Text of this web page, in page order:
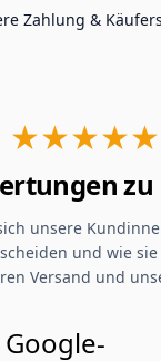
Zahlung &
★★★★★
zu
unsere
und wie
Versand und